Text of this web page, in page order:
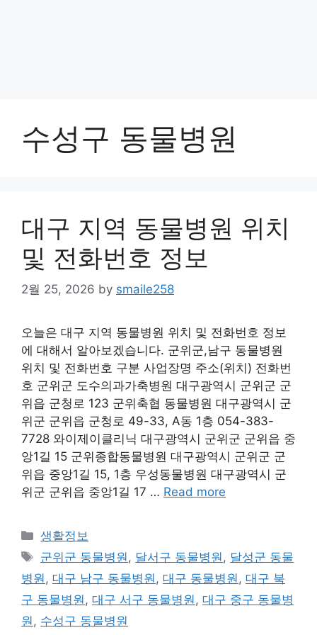
수성구 동물병원
대구 지역 동물병원 위치
및 전화번호 정보
2월 25, 2026 by smaile258
오늘은 대구 지역 동물병원 위치 및 전화번호 정보
에 대해서 알아보겠습니다. 군위군,남구 동물병원
위치 및 전화번호 구분 사업장명 주소(위치) 전화번
호 군위군 도수의과가축병원 대구광역시 군위군 군
위읍 군청로 123 군위축협 동물병원 대구광역시 군
위군 군위읍 군청로 49-33, A동 1층 054-383-
7728 와이제이클리닉 대구광역시 군위군 군위읍 중
앙1길 15 군위종합동물병원 대구광역시 군위군 군
위읍 중앙1길 15, 1층 우성동물병원 대구광역시 군
위군 군위읍 중앙1길 17 … Read more
Categories
생활정보
Tags
군위군 동물병원 , 달서구 동물병원 , 달성군 동물
병원 , 대구 남구 동물병원 , 대구 동물병원 , 대구 북
구 동물병원 , 대구 서구 동물병원 , 대구 중구 동물병
원 , 수성구 동물병원